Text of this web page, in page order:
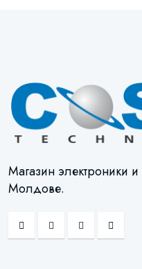
Магазин электроники и
Молдове.